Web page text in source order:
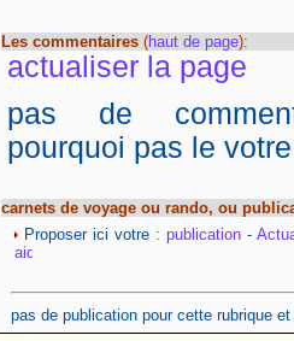
Les commentaires (haut de page):
actualiser la page
pas de
pourquoi pas le
carnets de voyage ou rando, ou
Proposer ici votre :publication -
pas de publication pour cette rubrique